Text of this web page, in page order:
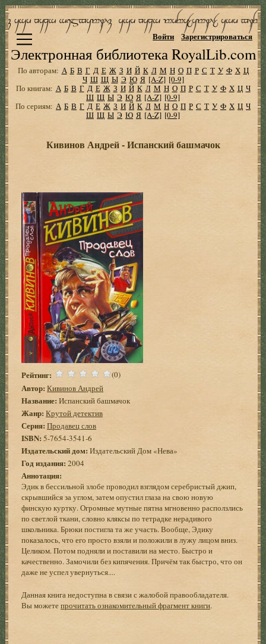
Электронная библиотека RoyalLib.com
Войти Зарегистрироваться
По авторам: А Б В Г Д Е Ж З И Й К Л М Н О П Р С Т У Ф Х Ц
Ч Ш Щ Ы Э Ю Я [A-Z] [0-9]
По книгам: А Б В Г Д Е Ж З И Й К Л М Н О П Р С Т У Ф Х Ц Ч
Ш Щ Ы Э Ю Я [A-Z] [0-9]
По сериям: А Б В Г Д Е Ж З И Й К Л М Н О П Р С Т У Ф Х Ц Ч
Ш Щ Ы Э Ю Я [A-Z] [0-9]
Кивинов Андрей - Испанский башмачок
Рейтинг: (0)
Автор: Кивинов Андрей
Название: Испанский башмачок
Жанр: Крутой детектив
Серия: Продавец слов
ISBN: 5-7654-3541-6
Издательский дом: Издательский Дом «Нева»
Год издания: 2004
Аннотация:
Эдик в бессильной злобе проводил взглядом серебристый джип,
скрывшийся за углом, затем опустил глаза на свою новую
финскую куртку. Огромные мутные пятна мгновенно расползлись
по светлой ткани, словно кляксы по тетрадке нерадивого
школьника. Брюки постигла та же участь. Вообще, Эдику
показалось, что его просто взяли и положили в лужу лицом вниз.
Целиком. Потом подняли и поставили на место. Быстро и
качественно. Замочили без кипячения. Причём так быстро, что он
даже не успел увернуться....
Данная книга недоступна в связи с жалобой правообладателя.
Вы можетепрочитать ознакомительный фрагмент книги.